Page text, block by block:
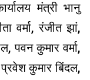
मंत्री भानु
वर्मा, रंजीत झां,
पवन कुमार वर्मा,
प्रवेश कुमार बिंदल,